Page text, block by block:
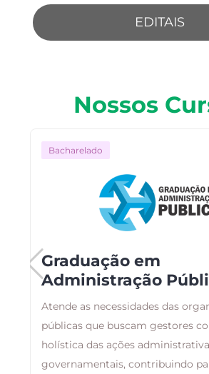
EDITAIS
Nossos
Bacharelado
Graduação em
Administração
Atende as necessidades das
públicas que buscam gestores
holística das ações
governamentais, contribuindo